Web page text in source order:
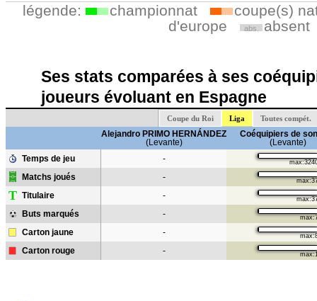
légende: championnat
coupe(s)
d'europe
abs. absent
Ses stats comparées à ses
joueurs évoluant en Espagne
Coupe du Roi Liga Toutes compét.
Alejandro PRIMO HERNÁNDEZ
(Levante)
Coéquipiers de
(Levante)
Temps de jeu
-
Matchs joués -
T Titulaire -
Buts marqués -
Carton jaune -
Carton rouge -